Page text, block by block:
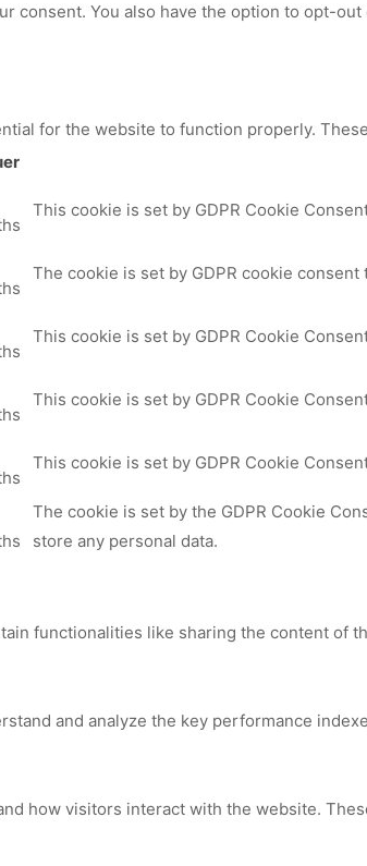
consent. You also have the option to opt-
for the website to function properly.
This cookie is set by GDPR Cookie
The cookie is set by GDPR cookie
This cookie is set by GDPR Cookie
This cookie is set by GDPR Cookie
This cookie is set by GDPR Cookie
The cookie is set by the GDPR Cookie
store any personal data.
functionalities like sharing the content of
and analyze the key performance
how visitors interact with the website.